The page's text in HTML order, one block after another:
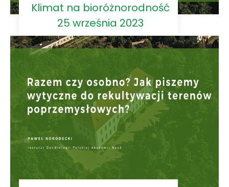
Klimat na bioróżnorodność
25 września 2023